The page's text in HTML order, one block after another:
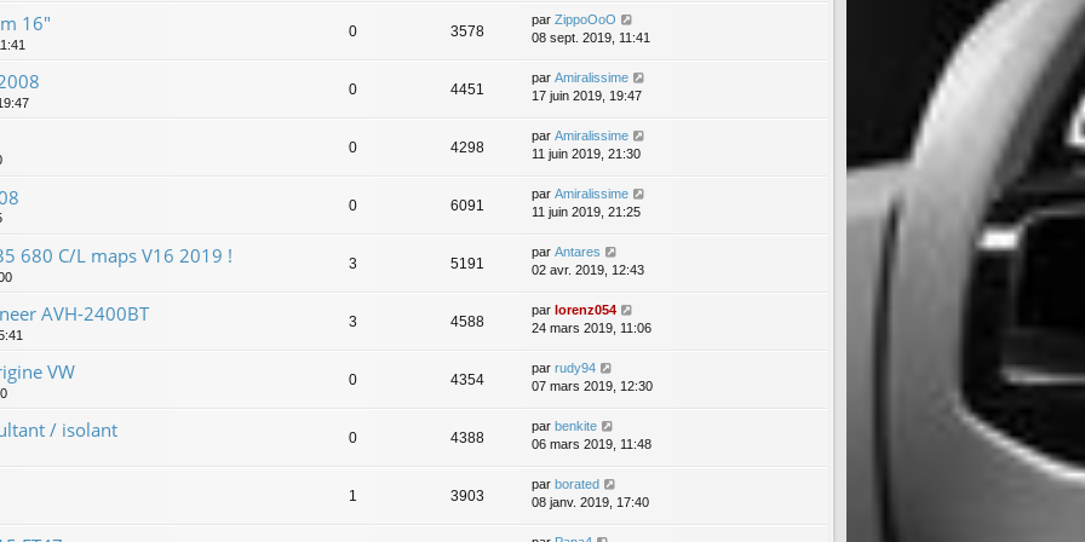
16" 0 3578
par ZippoOoO
08 sept. 2019, 11:41
0 4451
par Amiralissime
17 juin 2019, 19:47
0 4298
par Amiralissime
11 juin 2019, 21:30
0 6091
par Amiralissime
11 juin 2019, 21:25
680 C/L maps V16 2019 ! 3 5191
par Antares
02 avr. 2019, 12:43
AVH-2400BT 3 4588
par lorenz054
24 mars 2019, 11:06
VW 0 4354
par rudy94
07 mars 2019, 12:30
/ isolant 0 4388
par benkite
06 mars 2019, 11:48
1 3903
par borated
08 janv. 2019, 17:40